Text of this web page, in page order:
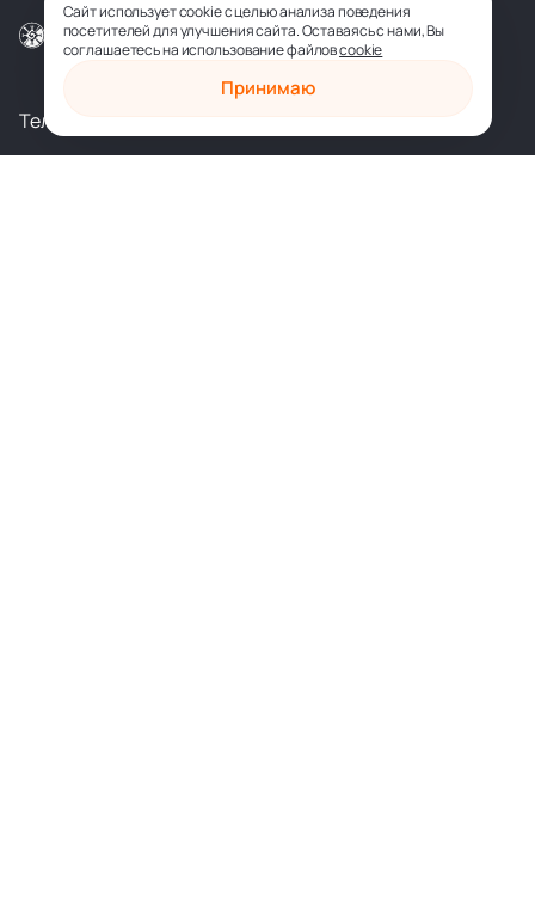
© ООО «СОФИЯ-МЕДИА», 2026
Телеграм Вконтакте
Сайт использует cookie с целью анализа поведения
посетителей для улучшения сайта. Оставаясь с нами, Вы
соглашаетесь на использование файловcookie
Принимаю